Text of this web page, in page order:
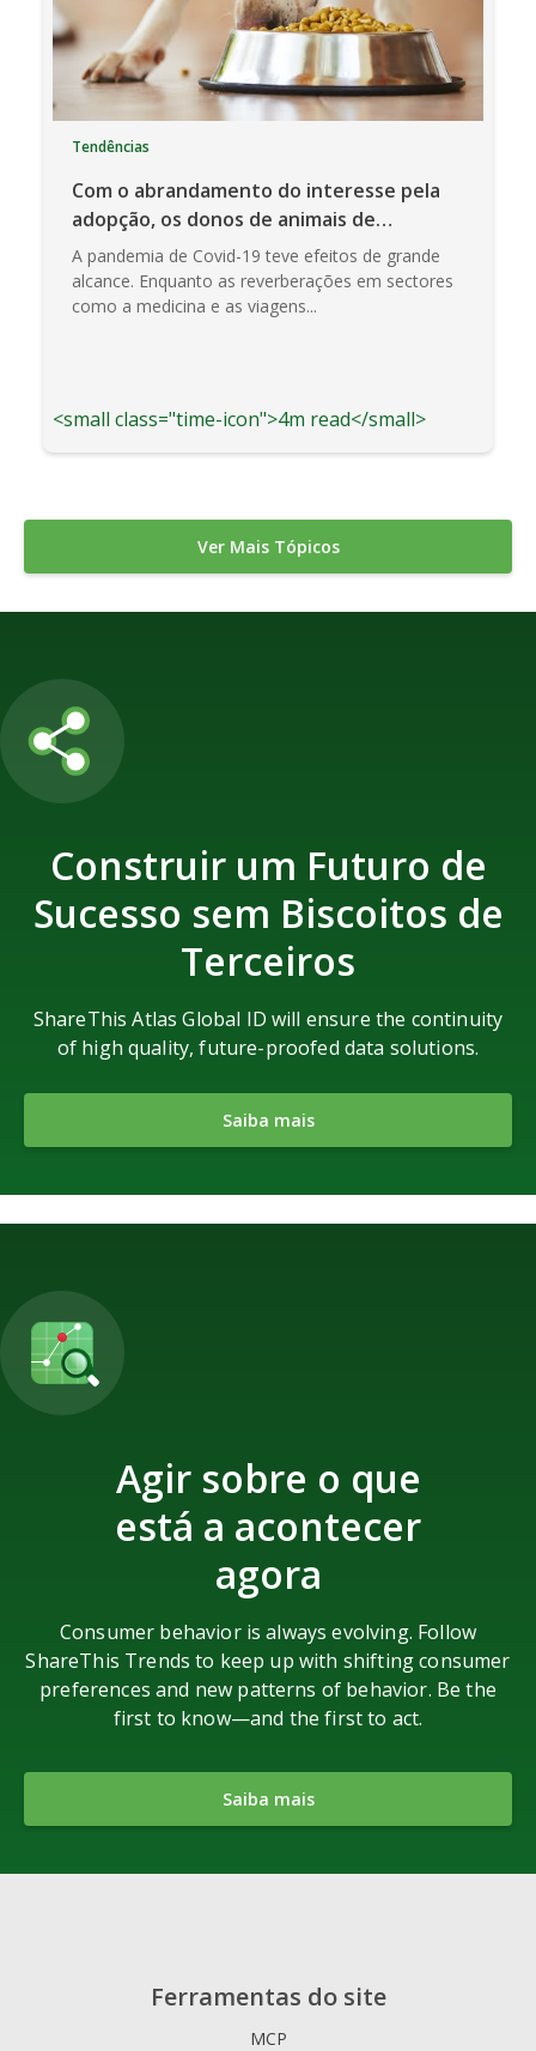
Tendências
Com o abrandamento do interesse pela
adopção, os donos de animais de
estimação concentram-se na saúde e
longevidade
A pandemia de Covid-19 teve efeitos de grande
alcance. Enquanto as reverberações em sectores
como a medicina e as viagens...
<small class="time-icon">4m read</small>
Ver Mais Tópicos
Construir um Futuro de
Sucesso sem Biscoitos de
Terceiros
ShareThis Atlas Global ID will ensure the continuity
of high quality, future-proofed data solutions.
Saiba mais
Agir sobre o que
está a acontecer
agora
Consumer behavior is always evolving. Follow
ShareThis Trends to keep up with shifting consumer
preferences and new patterns of behavior. Be the
first to know—and the first to act.
Saiba mais
Ferramentas do site
MCP